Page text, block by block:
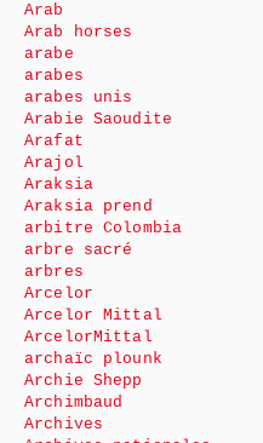
Arab
Arab horses
arabe
arabes
arabes unis
Arabie Saoudite
Arafat
Arajol
Araksia
Araksia prend
arbitre Colombia
arbre sacré
arbres
Arcelor
Arcelor Mittal
ArcelorMittal
archaïc plounk
Archie Shepp
Archimbaud
Archives